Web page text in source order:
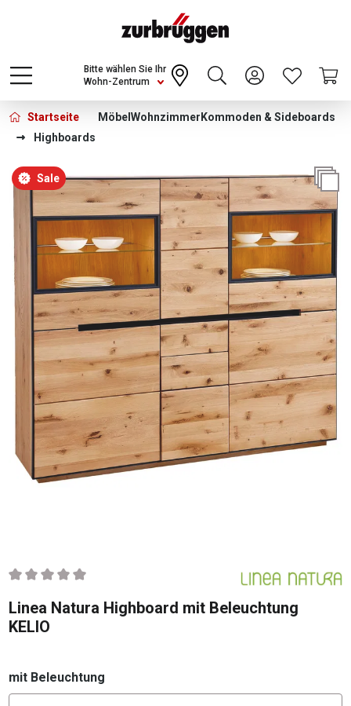
Choose a different country or region to see
content for your location and shop online
CONTINUE
Wohn-Zentrum
Bitte wählen Sie Ihr
Startseite Möbel Wohnzimmer Kommoden & Sideboards
Highboards
Bildergalerie überspringen
Sale
Durchschnittliche Bewertung von 0 von 5 Sternen
Linea Natura Highboard mit Beleuchtung
KELIO
mit Beleuchtung